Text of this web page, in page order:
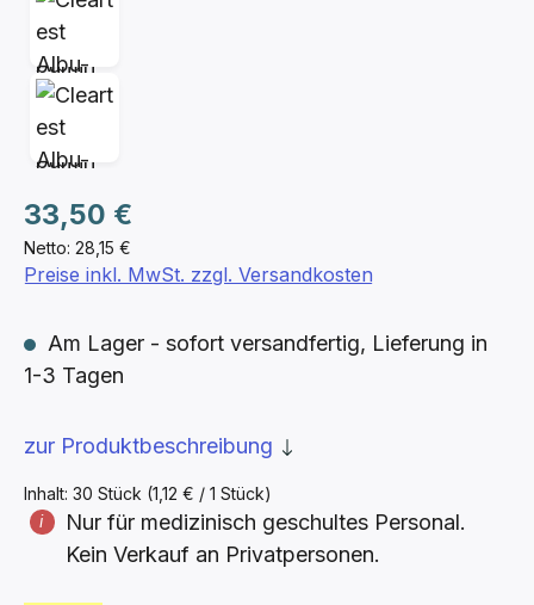
Netto: 28,15 €
Regulärer Preis:
33,50 €
Inhalt: 30 Stück (1,12 € / 1 Stück)
Preise inkl. MwSt. zzgl. Versandkosten
Am Lager - sofort versandfertig, Lieferung in
1-3 Tagen
Nur für medizinisch geschultes Personal.
Kein Verkauf an Privatpersonen.
zur Produktbeschreibung